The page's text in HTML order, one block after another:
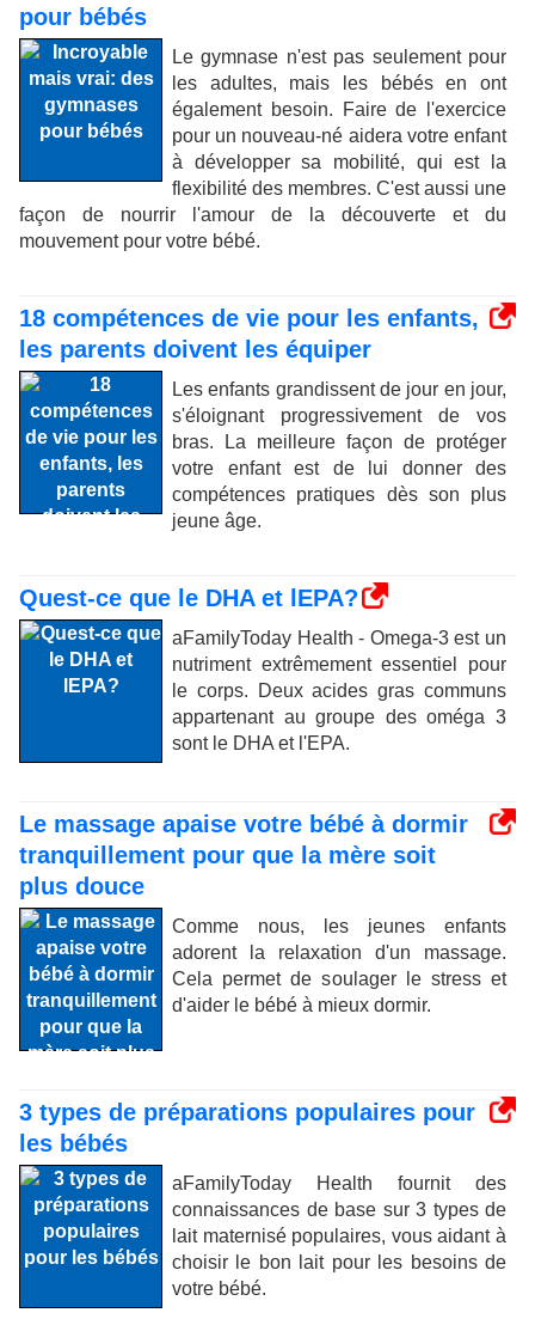
pour bébés
Le gymnase n'est pas seulement pour
les adultes, mais les bébés en ont
également besoin. Faire de l'exercice
pour un nouveau-né aidera votre enfant
à développer sa mobilité, qui est la
flexibilité des membres. C'est aussi une
façon de nourrir l'amour de la découverte et du
mouvement pour votre bébé.
18 compétences de vie pour les enfants,
les parents doivent les équiper
Les enfants grandissent de jour en jour,
s'éloignant progressivement de vos
bras. La meilleure façon de protéger
votre enfant est de lui donner des
compétences pratiques dès son plus
jeune âge.
Quest-ce que le DHA et lEPA?
aFamilyToday Health - Omega-3 est un
nutriment extrêmement essentiel pour
le corps. Deux acides gras communs
appartenant au groupe des oméga 3
sont le DHA et l'EPA.
Le massage apaise votre bébé à dormir
tranquillement pour que la mère soit
plus douce
Comme nous, les jeunes enfants
adorent la relaxation d'un massage.
Cela permet de soulager le stress et
d'aider le bébé à mieux dormir.
3 types de préparations populaires pour
les bébés
aFamilyToday Health fournit des
connaissances de base sur 3 types de
lait maternisé populaires, vous aidant à
choisir le bon lait pour les besoins de
votre bébé.